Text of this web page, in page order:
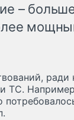
–
ради
ТС.